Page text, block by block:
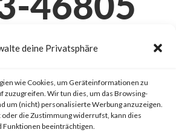
deine Privatsphäre
wie Cookies, um Geräteinformationen zu
zuzugreifen. Wir tun dies, um das Browsing-
um (nicht) personalisierte Werbung anzuzeigen.
die Zustimmung widerrufst, kann dies
beeinträchtigen.
21887)
|Unkategorisiert|0 Kommentare